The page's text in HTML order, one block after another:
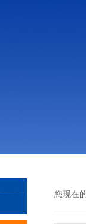
您现在